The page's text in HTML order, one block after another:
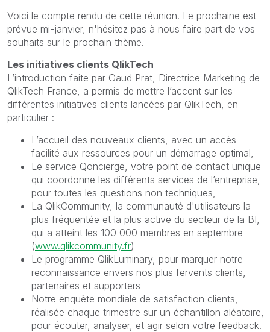
Voici le compte rendu de cette réunion. Le prochaine est
prévue mi-janvier, n'hésitez pas à nous faire part de vos
souhaits sur le prochain thème.
Les initiatives clients QlikTech
L’introduction faite par Gaud Prat, Directrice Marketing de
QlikTech France, a permis de mettre l’accent sur les
différentes initiatives clients lancées par QlikTech, en
particulier :
L’accueil des nouveaux clients, avec un accès
facilité aux ressources pour un démarrage optimal,
Le service Qoncierge, votre point de contact unique
qui coordonne les différents services de l’entreprise,
pour toutes les questions non techniques,
La QlikCommunity, la communauté d'utilisateurs la
plus fréquentée et la plus active du secteur de la BI,
qui a atteint les 100 000 membres en septembre
(www.qlikcommunity.fr)
Le programme QlikLuminary, pour marquer notre
reconnaissance envers nos plus fervents clients,
partenaires et supporters
Notre enquête mondiale de satisfaction clients,
réalisée chaque trimestre sur un échantillon aléatoire,
pour écouter, analyser, et agir selon votre feedback.